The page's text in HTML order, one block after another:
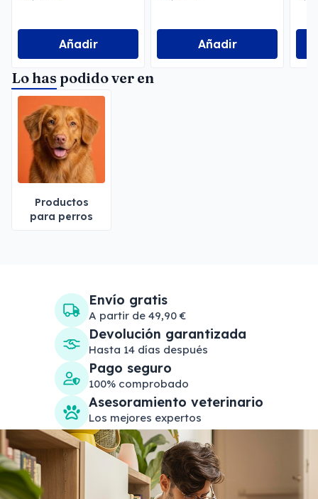
Añadir Añadir
Lo has podido ver en
Productos
para perros
Envío gratis
A partir de 49,90 €
Devolución garantizada
Hasta 14 días después
Pago seguro
100% comprobado
Asesoramiento veterinario
Los mejores expertos